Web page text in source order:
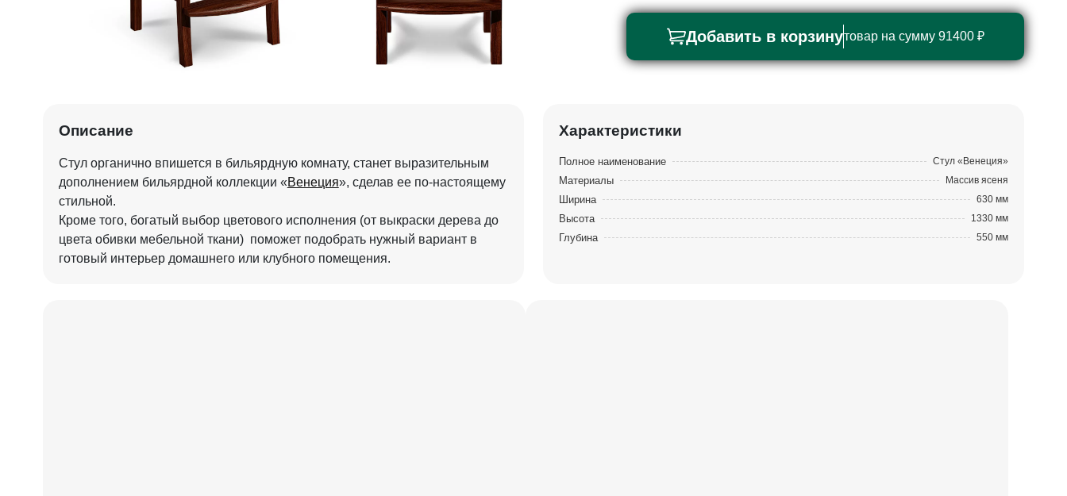
Добавить в корзинутовар на сумму 91400 ₽
Описание
Стул органично впишется в бильярдную комнату, станет выразительным
дополнением бильярдной коллекции «Венеция», сделав ее по-настоящему
стильной.
Кроме того, богатый выбор цветового исполнения (от выкраски дерева до
цвета обивки мебельной ткани) поможет подобрать нужный вариант в
готовый интерьер домашнего или клубного помещения.
Характеристики
Полное наименование Стул «Венеция»
Материалы Массив ясеня
Ширина 630 мм
Высота 1330 мм
Глубина 550 мм